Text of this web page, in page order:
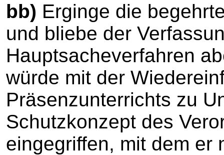
bb) Erginge die
und bliebe der
Hauptsacheverfahren
würde mit der
Präsenzunterrichts zu
Schutzkonzept des
eingegriffen, mit dem er